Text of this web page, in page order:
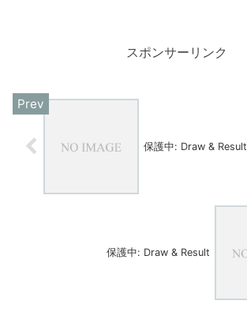
スポンサーリンク
保護中: Draw & Result
保護中: Draw & Result